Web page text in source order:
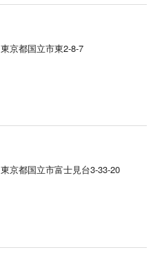
東京都国立市東2-8-7
東京都国立市富士見台3-33-20